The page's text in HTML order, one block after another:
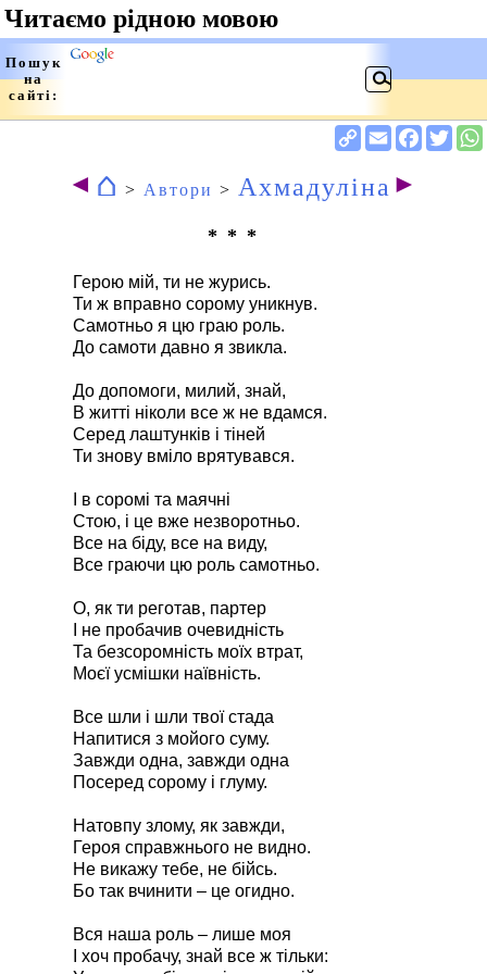
◄ ⌂ > Автори > Ахмадуліна ►
* * *
Герою мій, ти не журись.
Ти ж вправно сорому уникнув.
Самотньо я цю граю роль.
До самоти давно я звикла.
До допомоги, милий, знай,
В житті ніколи все ж не вдамся.
Серед лаштунків і тіней
Ти знову вміло врятувався.
І в соромі та маячні
Стою, і це вже незворотньо.
Все на біду, все на виду,
Все граючи цю роль самотньо.
О, як ти реготав, партер
І не пробачив очевидність
Та безсоромність моїх втрат,
Моєї усмішки наївність.
Все шли і шли твої стада
Напитися з мойого суму.
Завжди одна, завжди одна
Посеред сорому і глуму.
Натовпу злому, як завжди,
Героя справжнього не видно.
Не викажу тебе, не бійсь.
Бо так вчинити – це огидно.
Вся наша роль – лише моя
І хоч пробачу, знай все ж тільки: